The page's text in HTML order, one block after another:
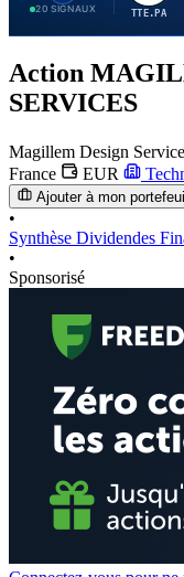
20 SIGNAUX TTE.PA
Action
SERVICES
Magillem Design
France
EUR
Ajouter à mon
•
Synthèse Dividendes
•
Sponsorisé